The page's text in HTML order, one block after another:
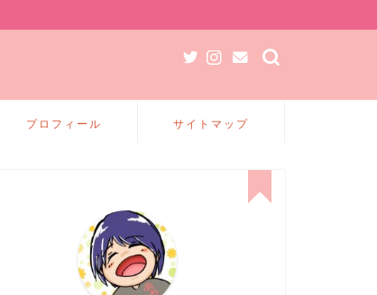
プロフィール サイトマップ